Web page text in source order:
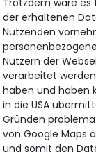
Trotzdem wäre
der erhaltenen
Nutzenden
Nutzern der
verarbeitet
haben und haben
in die USA
Gründen
von Google Maps
und somit den